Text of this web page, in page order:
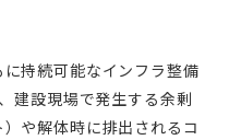
持続可能なインフラ整備
建設現場で発生する余剰
や解体時に排出されるコ